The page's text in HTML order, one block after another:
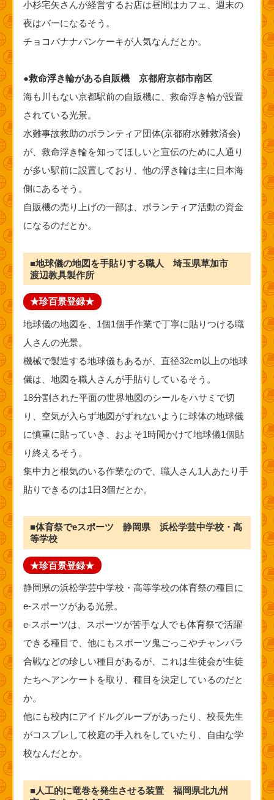
小杉宅矢さんが経営するお店は昼間はカフェ、週末の
夜はバーになるそう。
チョコバナナパンケーキが人気なんだとか。
●救命浮き輪がある自販機 京都府京都市南区
海も川もない京都駅前の自販機に、救命浮き輪が設置
されている光景。
水難事故救助のボランティア団体(京都府水難救済会)
が、救命浮き輪を知ってほしいと宣伝のために人通り
が多い駅前に設置しており、他の浮き輪は主に日本海
側にあるそう。
自販機の売り上げの一部は、ボランティア活動の資金
になるのだとか。
■地球儀の地図を手貼りする職人 埼玉県草加市
渡辺教具製作所
★珍百景登録★
地球儀の地図を、1個1個手作業で丁寧に貼りつける職
人さんの光景。
機械で製造する地球儀もあるが、直径32cm以上の地球
儀は、地図を職人さんが手貼りしているそう。
18分割された平面の世界地図のシールをハサミで切
り、空気が入らず地図がずれないように球体の地球儀
に慎重に貼っていき、およそ1時間かけて地球儀1個貼
り終えるそう。
集中力と根気のいる作業なので、職人さん1人あたり手
貼りできるのは1日3個だとか。
■体育祭でeスポーツ 静岡県 浜松学芸中学校・高
等学校
★珍百景登録★
静岡県の浜松学芸中学校・高等学校の体育祭の種目に
e-スポーツがある光景。
e-スポーツは、スポーツが苦手な人でも体育祭で活躍
できる種目で、他にもスポーツ鬼ごっこやチャンバラ
合戦などの珍しい種目があるが、これは生徒会が生徒
たちへアンケートを取り、種目を決定しているのだと
か。
他にも校内にアイドルグループがあったり、校長先生
がコスプレして校庭の手入れをしていたり、自由な学
校なんだとか。
■人工的に竜巻を発生させる装置 福岡県北九州